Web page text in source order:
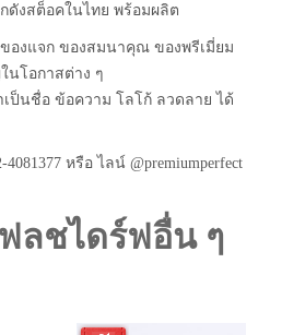
ดังสต็อคในไทย พร้อมผลิต
ของแจก ของสมนาคุณ ของพรีเมี่ยม
นโอกาสต่าง ๆ
เป็นชื่อ ข้อความ โลโก้ ลวดลาย ได้
หรือ ไลน์ @premiumperfect
ลชไดร์ฟอื่น ๆ